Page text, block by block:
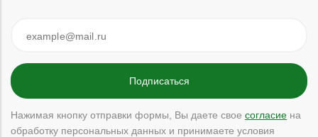
Нажимая кнопку отправки формы, Вы даете свое согласие на
обработку персональных данных и принимаете условия